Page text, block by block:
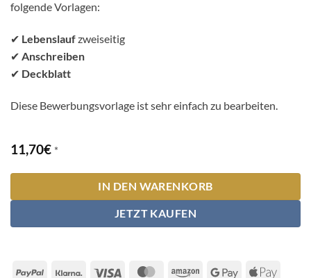
folgende Vorlagen:
✔ Lebenslaufzweiseitig
✔ Anschreiben
✔ Deckblatt
Diese Bewerbungsvorlage ist sehr einfach zu bearbeiten.
11,70€ *
IN DEN WARENKORB
JETZT KAUFEN
PayPal Klarna Visa MasterCardAmazonGoogle Apple